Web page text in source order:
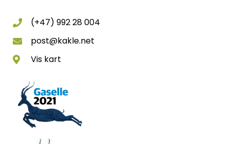
(+47) 992 28 004
post@kakle.net
Vis kart